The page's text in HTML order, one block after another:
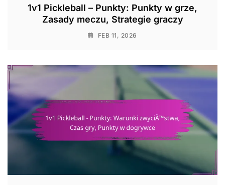
1v1 Pickleball – Punkty: Punkty w grze,
Zasady meczu, Strategie graczy
FEB 11, 2026